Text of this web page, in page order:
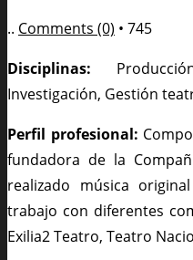
.. Comments (0) • 745
Disciplinas:
Investigación, Gestión
Perfil profesional:
fundadora de la
realizado música
trabajo con diferentes
Exilia2 Teatro, Teatro